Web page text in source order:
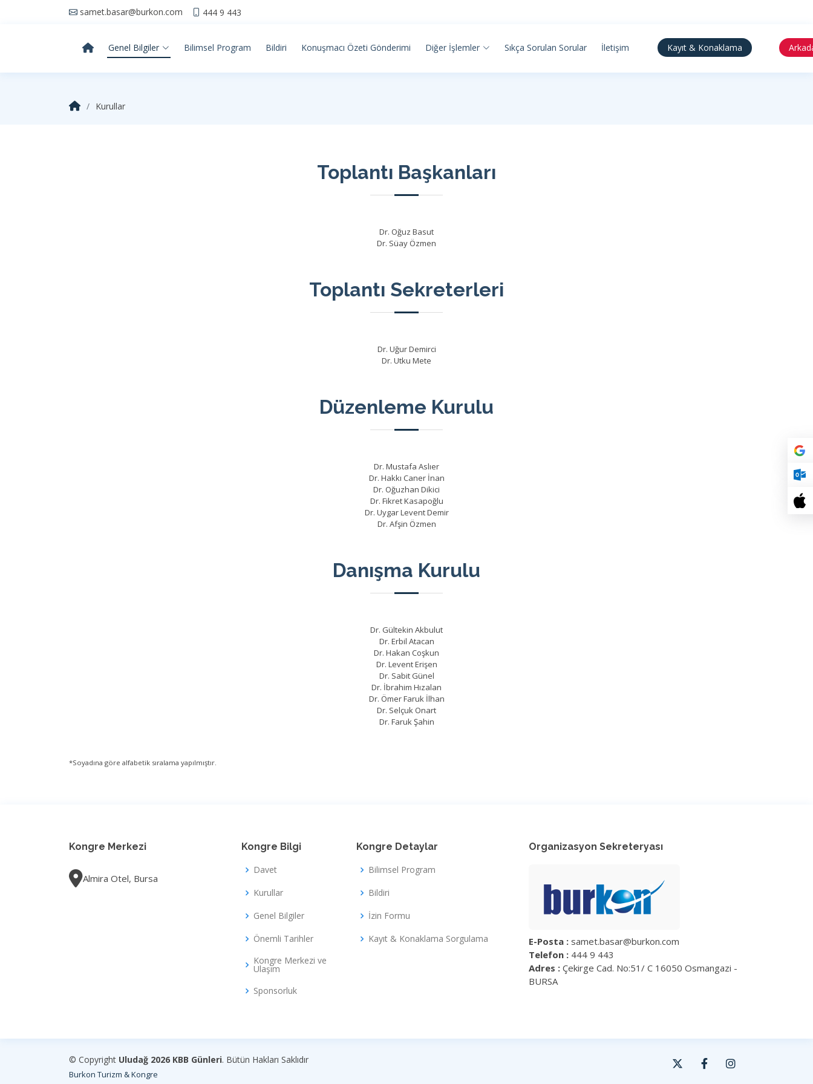
samet.basar@burkon.com 444 9 443
Genel Bilgiler Bilimsel Program Bildiri Konuşmacı Özeti Gönderimi Diğer İşlemler Sıkça Sorulan Sorular İletişim Kayıt & Konaklama
Kurullar
Toplantı Başkanları
Dr. Oğuz Basut
Dr. Süay Özmen
Toplantı Sekreterleri
Dr. Uğur Demirci
Dr. Utku Mete
Düzenleme Kurulu
Dr. Mustafa Aslıer
Dr. Hakkı Caner İnan
Dr. Oğuzhan Dikici
Dr. Fikret Kasapoğlu
Dr. Uygar Levent Demir
Dr. Afşin Özmen
Danışma Kurulu
Dr. Gültekin Akbulut
Dr. Erbil Atacan
Dr. Hakan Coşkun
Dr. Levent Erişen
Dr. Sabit Günel
Dr. İbrahim Hızalan
Dr. Ömer Faruk İlhan
Dr. Selçuk Onart
Dr. Faruk Şahin
*Soyadına göre alfabetik sıralama yapılmıştır.
Kongre Merkezi
Almira Otel, Bursa
Kongre Bilgi
Davet
Kurullar
Genel Bilgiler
Önemli Tarihler
Kongre Merkezi ve
Ulaşım
Sponsorluk
Kongre Detaylar
Bilimsel Program
Bildiri
İzin Formu
Kayıt & Konaklama Sorgulama
Organizasyon Sekreteryası
E-Posta : samet.basar@burkon.com
Telefon : 444 9 443
Adres : Çekirge Cad. No:51/ C 16050 Osmangazi -
BURSA
© Copyright Uludağ 2026 KBB Günleri. Bütün Hakları Saklıdır
Burkon Turizm & Kongre